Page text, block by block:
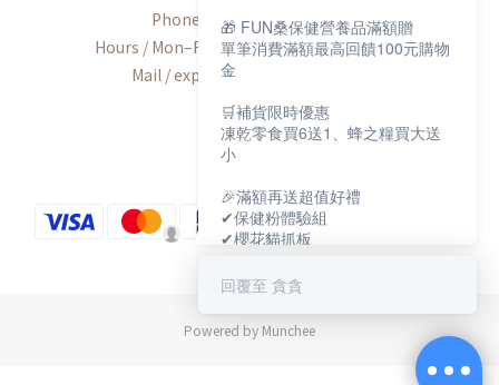
Phone / +886-2-2600-8552
Hours / Mon–Fri, 9:00 AM–6:00 PM (UTC+8)
Mail / export@munchee.com.tw
Powered by Munchee
🎁 FUN桑保健營養品滿額贈
單筆消費滿額最高回饋100元購物
金
🛒補貨限時優惠
凍乾零食買6送1、蜂之糧買大送
小
🎉滿額再送超值好禮
✔保健粉體驗組
✔櫻花貓抓板
https://muncheepet.com/uL1qW
😺新朋友加LINE領取免費罐罐
回覆至 貪貪